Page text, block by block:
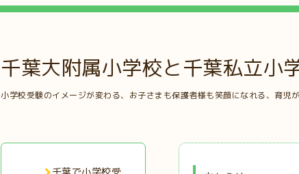
千葉大附属小学校と千葉私立小
小学校受験のイメージが変わる、お子さまも保護者様も笑顔になれる、育児